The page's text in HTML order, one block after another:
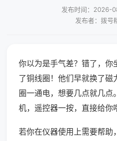
发布时间：2026-
发布者：拨号
你以为是手气差？错了，你
了铜线圈！他们早就换了磁
圈一通电，想要几点就几
机，遥控器一按，直接给你
若你在仪器使用上需要帮助